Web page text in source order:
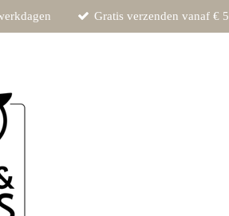
Gratis verzenden vanaf €